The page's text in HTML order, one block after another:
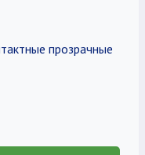
прозрачные